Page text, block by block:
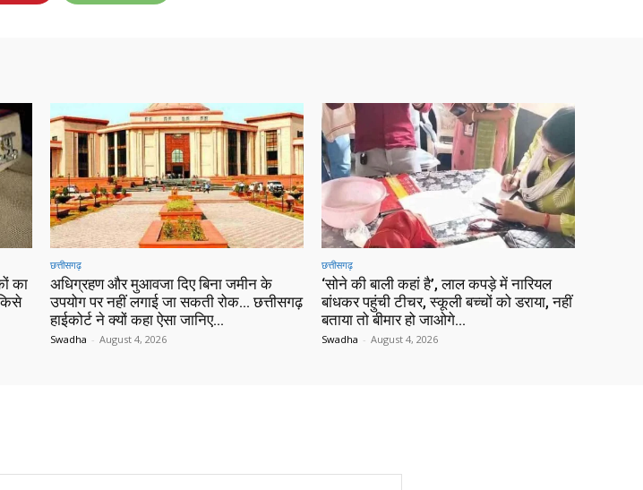
का
छत्तीसगढ़
अधिग्रहण और मुआवजा दिए बिना जमीन के
उपयोग पर नहीं लगाई जा सकती रोक… छत्तीसगढ़
हाईकोर्ट ने क्यों कहा ऐसा जानिए…
Swadha - August 4, 2026
छत्तीसगढ़
‘सोने की बाली कहां है’, लाल कपड़े में नारियल
बांधकर पहुंची टीचर, स्कूली बच्चों को डराया, नहीं
बताया तो बीमार हो जाओगे…
Swadha - August 4, 2026